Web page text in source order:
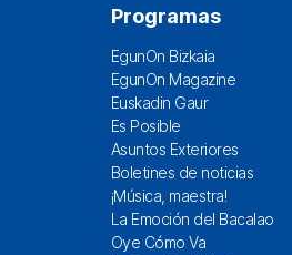
Programas
EgunOn Bizkaia
EgunOn Magazine
Euskadin Gaur
Es Posible
Asuntos Exteriores
Boletines de noticias
¡Música, maestra!
La Emoción del Bacalao
Oye Cómo Va